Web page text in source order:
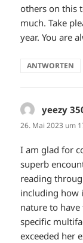
others on this
much. Take
year. You are
ANTWORTEN
yeezy
26. Mai 2023 um
I am glad for
superb
reading
including how
nature to
specific
exceeded her